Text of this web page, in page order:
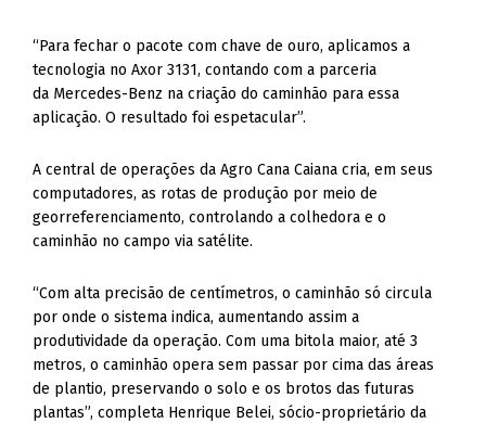
“Para fechar o pacote com chave de ouro, aplicamos a
tecnologia no Axor 3131, contando com a parceria
da Mercedes-Benz na criação do caminhão para essa
aplicação. O resultado foi espetacular”.
A central de operações da Agro Cana Caiana cria, em seus
computadores, as rotas de produção por meio de
georreferenciamento, controlando a colhedora e o
caminhão no campo via satélite.
“Com alta precisão de centímetros, o caminhão só circula
por onde o sistema indica, aumentando assim a
produtividade da operação. Com uma bitola maior, até 3
metros, o caminhão opera sem passar por cima das áreas
de plantio, preservando o solo e os brotos das futuras
plantas”, completa Henrique Belei, sócio-proprietário da